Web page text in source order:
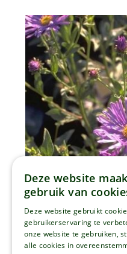
Deze website
gebruik van
Deze website gebruikt
gebruikerservaring te
onze website te gebruiken,
alle cookies in